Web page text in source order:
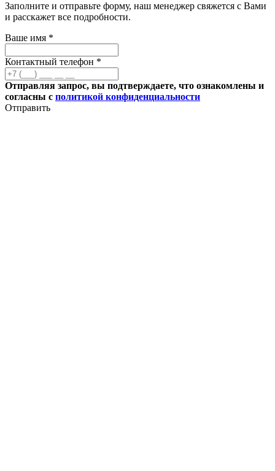
Заполните и отправьте форму, наш менеджер свяжется с Вами
и расскажет все подробности.
Ваше имя *
Контактный телефон *
Отправляя запрос, вы подтверждаете, что ознакомлены и
согласны с политикой конфиденциальности
Отправить